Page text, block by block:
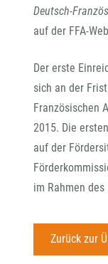
Deutsch-
auf der FFA-
Der erste
sich an der
Französischen
2015. Die
auf der
im Rahmen
Zurück zur